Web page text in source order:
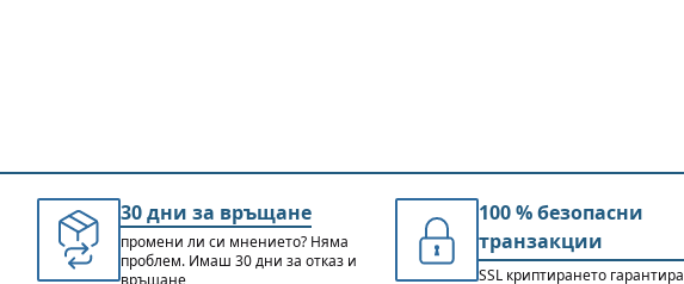
30 дни за връщане
промени ли си мнението? Няма
проблем. Имаш 30 дни за отказ и
връщане
100 % безопасни
транзакции
SSL криптирането гарантира